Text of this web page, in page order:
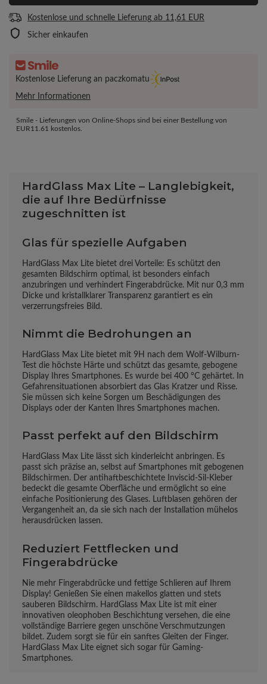
Kostenlose und schnelle Lieferung ab 11,61 EUR
Sicher einkaufen
Kostenlose Lieferung an paczkomatu
Mehr Informationen
Smile - Lieferungen von Online-Shops sind bei einer Bestellung von
EUR11.61 kostenlos.
HardGlass Max Lite – Langlebigkeit,
die auf Ihre Bedürfnisse
zugeschnitten ist
Glas für spezielle Aufgaben
HardGlass Max Lite bietet drei Vorteile: Es schützt den
gesamten Bildschirm optimal, ist besonders einfach
anzubringen und verhindert Fingerabdrücke. Mit nur 0,3 mm
Dicke und kristallklarer Transparenz garantiert es ein
verzerrungsfreies Bild.
Nimmt die Bedrohungen an
HardGlass Max Lite bietet mit 9H nach dem Wolf-Wilburn-
Test die höchste Härte und schützt das gesamte, gebogene
Display Ihres Smartphones. Es wurde bei 400 °C gehärtet. In
Gefahrensituationen absorbiert das Glas Kratzer und Risse.
Sie müssen sich keine Sorgen um Beschädigungen des
Displays oder der Kanten Ihres Smartphones machen.
Passt perfekt auf den Bildschirm
HardGlass Max Lite lässt sich kinderleicht anbringen. Es
passt sich präzise an, selbst auf Smartphones mit gebogenen
Bildschirmen. Der antihaftbeschichtete Inviscid-Sil-Kleber
bedeckt die gesamte Oberfläche und ermöglicht so eine
einfache Positionierung des Glases. Luftblasen gehören der
Vergangenheit an, da sie sich nach der Installation mühelos
herausdrücken lassen.
Reduziert Fettflecken und
Fingerabdrücke
Nie mehr Fingerabdrücke und fettige Schlieren auf Ihrem
Display! Genießen Sie einen makellos glatten und stets
sauberen Bildschirm. HardGlass Max Lite ist mit einer
innovativen oleophoben Beschichtung versehen, die eine
vollständige Barriere gegen unschöne Verschmutzungen
bildet. Zudem sorgt sie für ein sanftes Gleiten der Finger.
HardGlass Max Lite eignet sich sogar für Gaming-
Smartphones.